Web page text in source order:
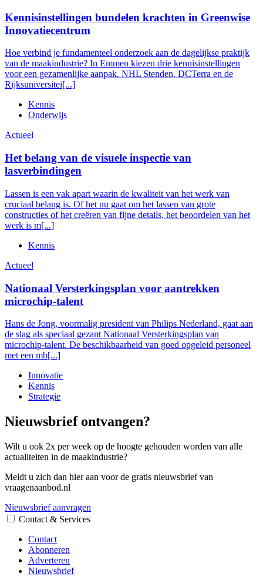
Kennisinstellingen bundelen krachten in Greenwise
Innovatiecentrum
Hoe verbind je fundamenteel onderzoek aan de dagelijkse praktijk
van de maakindustrie? In Emmen kiezen drie kennisinstellingen
voor een gezamenlijke aanpak. NHL Stenden, DCTerra en de
Rijksuniversitei[...]
Kennis
Onderwijs
Actueel
Het belang van de visuele inspectie van
lasverbindingen
Lassen is een vak apart waarin de kwaliteit van het werk van
cruciaal belang is. Of het nu gaat om het lassen van grote
constructies of het creëren van fijne details, het beoordelen van het
werk is m[...]
Kennis
Actueel
Nationaal Versterkingsplan voor aantrekken
microchip-talent
Hans de Jong, voormalig president van Philips Nederland, gaat aan
de slag als speciaal gezant Nationaal Versterkingsplan van
microchip-talent. De beschikbaarheid van goed opgeleid personeel
met een mb[...]
Innovatie
Kennis
Strategie
Nieuwsbrief ontvangen?
Wilt u ook 2x per week op de hoogte gehouden worden van alle
actualiteiten in de maakindustrie?
Meldt u zich dan hier aan voor de gratis nieuwsbrief van
vraagenaanbod.nl
Nieuwsbrief aanvragen
Contact & Services
Contact
Abonneren
Adverteren
Nieuwsbrief